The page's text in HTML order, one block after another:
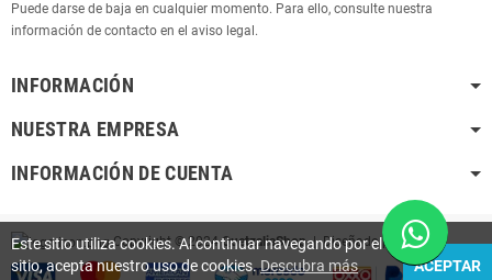
Puede darse de baja en cualquier momento. Para ello, consulte nuestra
información de contacto en el aviso legal.
INFORMACIÓN
NUESTRA EMPRESA
INFORMACIÓN DE CUENTA
Copyright © 2024QuetzaliaShop| Diseñado porK
Este sitio utiliza cookies. Al continuar navegando por el
sitio, acepta nuestro uso de cookies.Descubra más
ACEPTAR